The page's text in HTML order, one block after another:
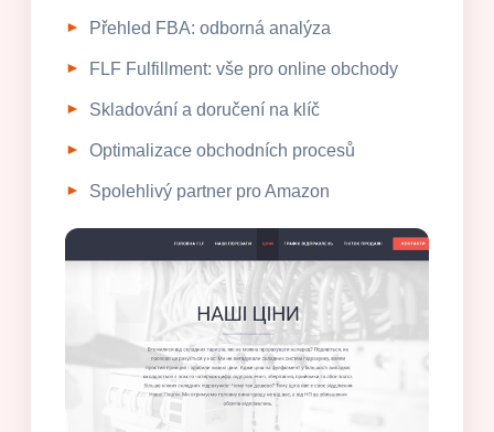
Přehled FBA: odborná analýza
FLF Fulfillment: vše pro online obchody
Skladování a doručení na klíč
Optimalizace obchodních procesů
Spolehlivý partner pro Amazon